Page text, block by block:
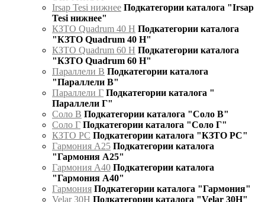
Irsap Tesi нижнее Подкатегории каталога "Irsap
Tesi нижнее"
КЗТО Quadrum 40 H Подкатегории каталога
"КЗТО Quadrum 40 H"
КЗТО Quadrum 60 H Подкатегории каталога
"КЗТО Quadrum 60 H"
Параллели В Подкатегории каталога
"Параллели В"
Параллели Г Подкатегории каталога "
Параллели Г"
Соло В Подкатегории каталога "Соло В"
Соло Г Подкатегории каталога "Соло Г"
КЗТО РС Подкатегории каталога "КЗТО РС"
Гармония А25 Подкатегории каталога
"Гармония А25"
Гармония А40 Подкатегории каталога
"Гармония А40"
Гармония Подкатегории каталога "Гармония"
Velar 30H Подкатегории каталога "Velar 30H"